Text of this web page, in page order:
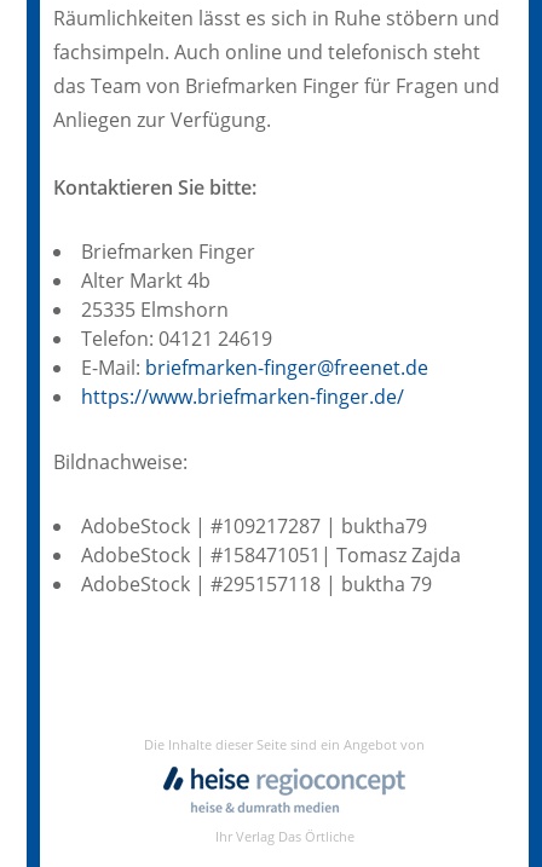
Räumlichkeiten lässt es sich in Ruhe stöbern und
fachsimpeln. Auch online und telefonisch steht
das Team von Briefmarken Finger für Fragen und
Anliegen zur Verfügung.
Kontaktieren Sie bitte:
Briefmarken Finger
Alter Markt 4b
25335 Elmshorn
Telefon: 04121 24619
E-Mail: briefmarken-finger@freenet.de
https://www.briefmarken-finger.de/
Bildnachweise:
AdobeStock | #109217287 | buktha79
AdobeStock | #158471051| Tomasz Zajda
AdobeStock | #295157118 | buktha 79